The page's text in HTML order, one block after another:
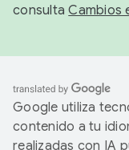
consultaCambios
Google utiliza
contenido a tu
realizadas con IA